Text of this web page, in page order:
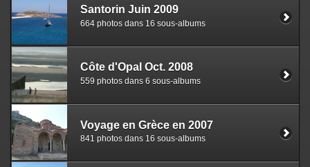
Santorin Juin 2009
664 photos dans 16 sous-albums
Côte d'Opal Oct. 2008
559 photos dans 6 sous-albums
Voyage en Grèce en 2007
841 photos dans 16 sous-albums